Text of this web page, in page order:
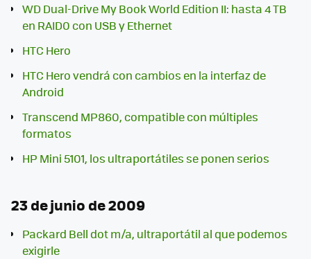
WD Dual-Drive My Book World Edition II: hasta 4 TB
en RAID0 con USB y Ethernet
HTC Hero
HTC Hero vendrá con cambios en la interfaz de
Android
Transcend MP860, compatible con múltiples
formatos
HP Mini 5101, los ultraportátiles se ponen serios
23 de junio de 2009
Packard Bell dot m/a, ultraportátil al que podemos
exigirle